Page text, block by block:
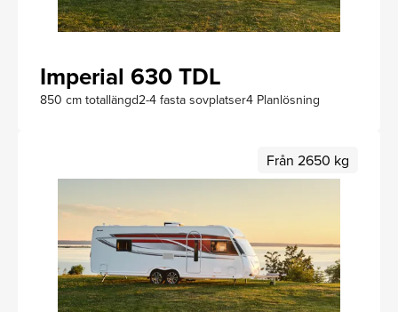
Imperial 630 TDL
850 cm totallängd2-4 fasta sovplatser4 Planlösning
Från 2650 kg